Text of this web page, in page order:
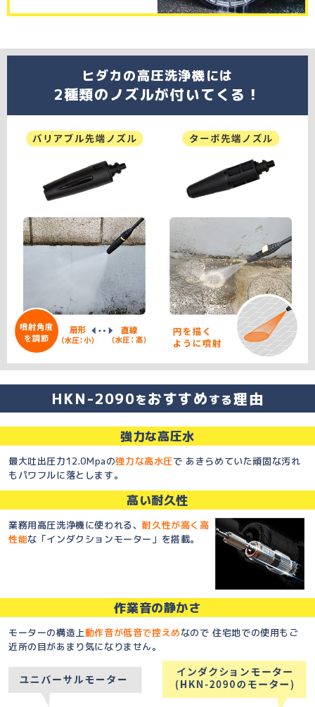
ヒダカの高圧洗浄機には
2種類のノズルが付いてくる！
HKN-2090をおすすめする理由
強力な高圧水
最大吐出圧力12.0Mpaの強力な高水圧で あきらめていた頑固な汚れ
もパワフルに落とします。
高い耐久性
業務用高圧洗浄機に使われる、耐久性が高く高
性能な「インダクションモーター」を搭載。
作業音の静かさ
モーターの構造上動作音が低音で控えめなので 住宅地での使用もご
近所の目があまり気になりません。